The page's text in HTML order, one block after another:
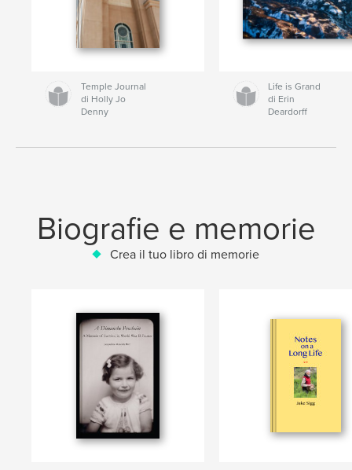
Temple Journal
di Holly Jo
Denny
Life is Grand
di Erin
Deardorff
Biografie e memorie
Crea il tuo libro di memorie